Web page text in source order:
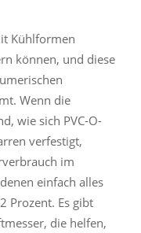
Kühlformen
können, und diese
Wenn die
wie sich PVC-O-
verfestigt,
im
einfach alles
Prozent. Es gibt
die helfen,